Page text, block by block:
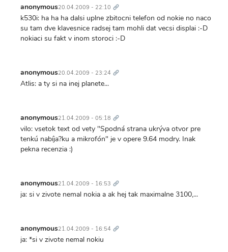
anonymous20.04.2009 - 22:10 odkaz
k530i: ha ha ha dalsi uplne zbitocni telefon od nokie no naco
su tam dve klavesnice radsej tam mohli dat vecsi displai :-D
nokiaci su fakt v inom storoci :-D
anonymous20.04.2009 - 23:24 odkaz
Atlis: a ty si na inej planete...
anonymous21.04.2009 - 05:18 odkaz
vilo: vsetok text od vety "Spodná strana ukrýva otvor pre
tenkú nabíja?ku a mikrofón" je v opere 9.64 modry. Inak
pekna recenzia :)
anonymous21.04.2009 - 16:53 odkaz
ja: si v zivote nemal nokia a ak hej tak maximalne 3100,...
anonymous21.04.2009 - 16:54 odkaz
ja: *si v zivote nemal nokiu